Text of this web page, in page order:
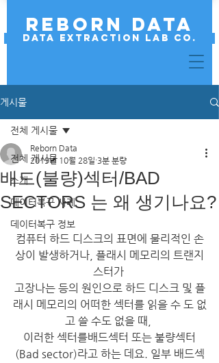
Data Extraction Lab Co.
REBORN DATA
게시물
전체 게시물
소개
데이터복구 사례
데이터복구 정보
전체 게시물
배드(불량)섹터/BAD
SECTORS 는 왜 생기나요?
Reborn Data
2019년 10월 28일 3분 분량
컴퓨터 하드 디스크의 표면에 물리적인 손
상이 발생하거나, 플래시 메모리의 트랜지
스터가
고장나는 등의 원인으로 하드 디스크 및 플
래시 메모리의 어떠한 섹터를 읽을 수 도 없
고 쓸 수도 없을 때,
이러한 섹터를배드섹터 또는 불량섹터
(Bad sector)라고 하는 데요. 일부 배드섹